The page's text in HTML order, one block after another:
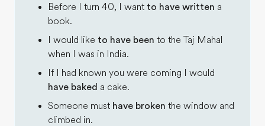
Before I turn 40, I want to have written a
book.
I would like to have been to the Taj Mahal
when I was in India.
If I had known you were coming I would
have baked a cake.
Someone must have broken the window and
climbed in.